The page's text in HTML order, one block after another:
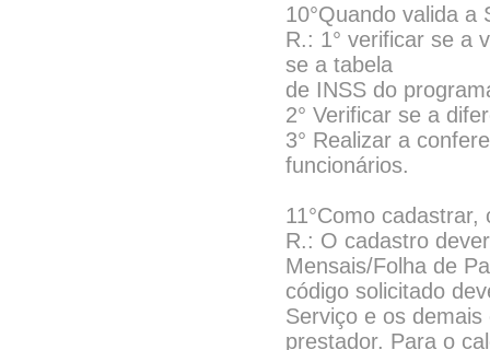
10°Quando valida
R.: 1° verificar se a
se a tabela
de INSS do
2° Verificar se a
3° Realizar a
funcionários.
11°Como cadastrar,
R.: O cadastro
Mensais/Folha de
código solicitado
Serviço e os
prestador. Para o